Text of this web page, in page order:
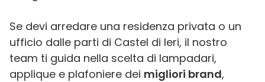
Se devi arredare una residenza privata o un
ufficio dalle parti di Castel di Ieri, il nostro
team ti guida nella scelta di lampadari,
applique e plafoniere dei migliori brand,